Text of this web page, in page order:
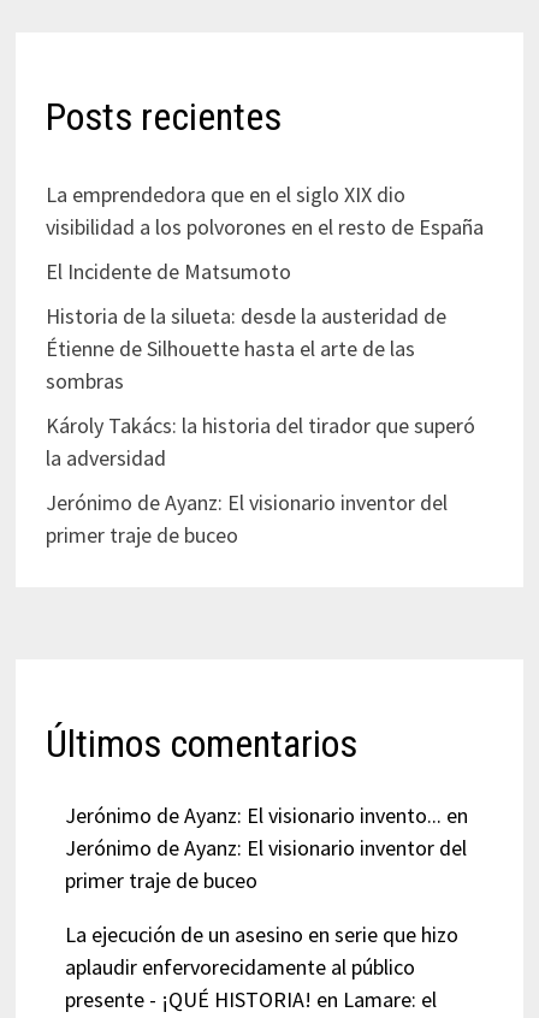
Posts recientes
La emprendedora que en el siglo XIX dio
visibilidad a los polvorones en el resto de España
El Incidente de Matsumoto
Historia de la silueta: desde la austeridad de
Étienne de Silhouette hasta el arte de las
sombras
Károly Takács: la historia del tirador que superó
la adversidad
Jerónimo de Ayanz: El visionario inventor del
primer traje de buceo
Últimos comentarios
Jerónimo de Ayanz: El visionario invento... en
Jerónimo de Ayanz: El visionario inventor del
primer traje de buceo
La ejecución de un asesino en serie que hizo
aplaudir enfervorecidamente al público
presente - ¡QUÉ HISTORIA! en Lamare: el